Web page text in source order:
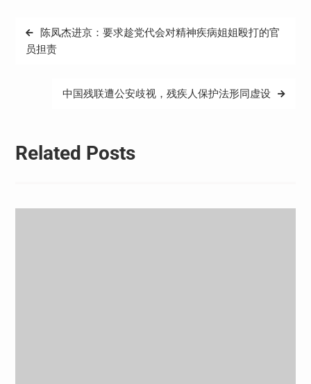
文
章
陈凤杰进京：要求趁党代会对精神疾病姐姐殴打的官
员担责
中国残联遭公安歧视，残疾人保护法形同虚设
Related Posts